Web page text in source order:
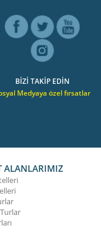
BİZİ TAKİP EDİN
Medyaya özel fırsatlar
ALANLARIMIZ
Turlar